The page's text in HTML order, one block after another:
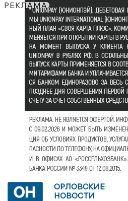
РЕКЛАМА
ОРЛОВСКИЕ
НОВОСТИ